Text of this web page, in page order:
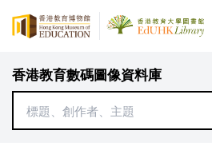
香港教育數碼圖像資料庫